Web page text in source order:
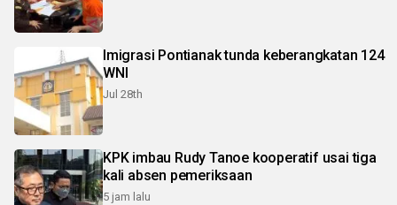
Imigrasi Pontianak tunda keberangkatan 124
WNI
Jul 28th
KPK imbau Rudy Tanoe kooperatif usai tiga
kali absen pemeriksaan
5 jam lalu